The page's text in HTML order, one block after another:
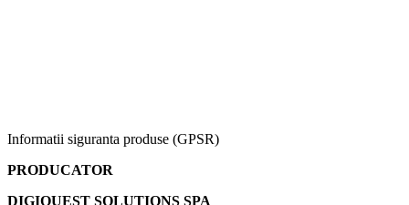
Informatii siguranta produse (GPSR)
PRODUCATOR
DIGIQUEST SOLUTIONS SPA